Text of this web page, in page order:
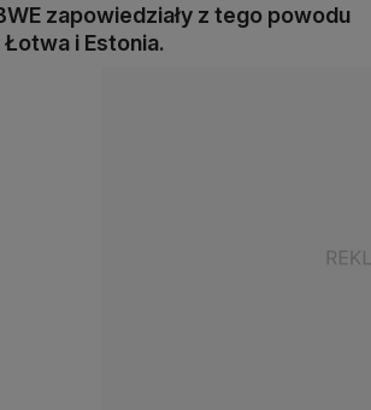
zapowiedziały z tego powodu
i Estonia.